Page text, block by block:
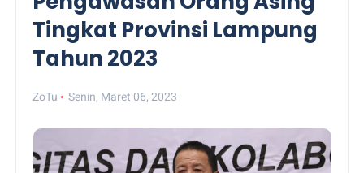
Tingkat Provinsi Lampung
Tahun 2023
ZoTu Senin, Maret 06, 2023